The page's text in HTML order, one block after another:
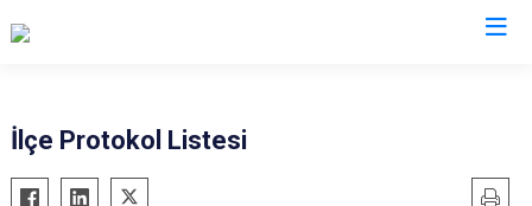
Akseki
İlçe Protokol Listesi